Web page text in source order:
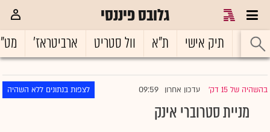
גלובס פיננסי
ראשי תיק אישי ת"א וול סטריט ארביטראז'
בהשהיה של 15 דק' |עדכון אחרון 09:59 לצפות בנתונים ללא השהיה
מניית סטרוברי אינק